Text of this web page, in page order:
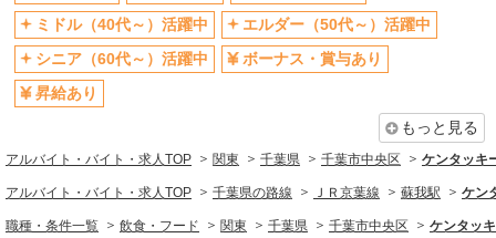
未経験歓迎
高校生OK
ミドル（40代～）活躍中
ボーナス・賞与あり
週1日勤務OK
短時間勤務（1日4h以内）OK
上場企業・上場企業のグループ会
扶養内勤務OK
交通費支給
社会保険あり
まかない・食事補助
社員登用あり
ミドル（40代～）活躍中
エルダー（50代～）活躍中
シニア（60代～）活躍中
ボーナス・賞与あり
昇給あり
もっと見る
アルバイト・バイト・求人TOP 関東 千葉県 千葉市中央区 ケンタッキ
アルバイト・バイト・求人TOP 千葉県の路線 ＪＲ京葉線 蘇我駅 ケン
職種・条件一覧 飲食・フード 関東 千葉県 千葉市中央区 ケンタッ